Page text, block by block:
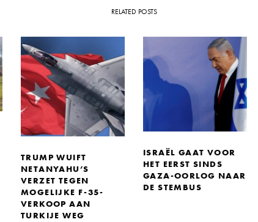
RELATED POSTS
TRUMP WUIFT
NETANYAHU’S
VERZET TEGEN
MOGELIJKE F-35-
VERKOOP AAN
TURKIJE WEG
ISRAËL GAAT VOOR
HET EERST SINDS
GAZA-OORLOG NAAR
DE STEMBUS